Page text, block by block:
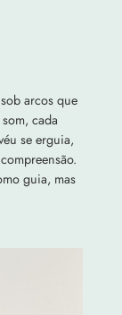
arcos que
cada
se erguia,
guia, mas